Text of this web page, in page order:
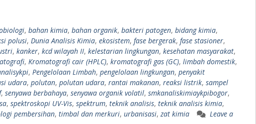
, bahan kimia, bahan organik, bakteri patogen, bidang kimia,
polusi, Dunia Analisis Kimia, ekosistem, fase bergerak, fase stasioner,
, kanker, kcd wilayah II, kelestarian lingkungan, kesehatan masyarakat,
, Kromatografi cair (HPLC), kromatografi gas (GC), limbah domestik,
, Pengelolaan Limbah, pengelolaan lingkungan, penyakit
udara, polutan, polutan udara, rantai makanan, reaksi listrik, sampel
, senyawa berbahaya, senyawa organik volatil, smkanaliskimiaykpibogor,
, spektroskopi UV-Vis, spektrum, teknik analisis, teknik analisis kimia,
pembersihan, timbal dan merkuri, urbanisasi, zat kimia
Leave a